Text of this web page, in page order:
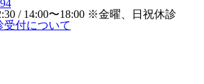
/ 14:00〜18:00 ※金曜、日祝休診
受付について